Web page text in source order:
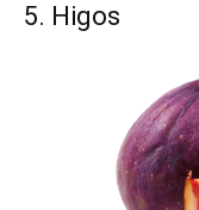
5. Higos